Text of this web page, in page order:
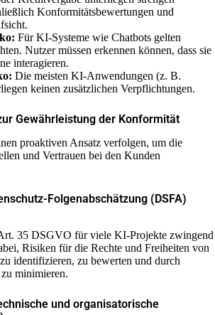
Konformitätsbewertungen und
Für KI-Systeme wie Chatbots gelten
Nutzer müssen erkennen können, dass sie
interagieren.
Die meisten KI-Anwendungen (z. B.
keinen zusätzlichen Verpflichtungen.
Gewährleistung der Konformität
proaktiven Ansatz verfolgen, um die
und Vertrauen bei den Kunden
Folgenabschätzung (DSFA)
35 DSGVO für viele KI-Projekte zwingend
Risiken für die Rechte und Freiheiten von
identifizieren, zu bewerten und durch
minimieren.
und organisatorische